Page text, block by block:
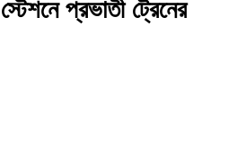
প্রভাতী ট্রেনের